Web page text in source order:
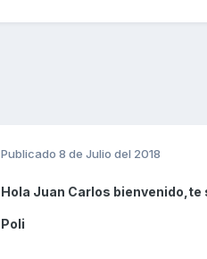
Publicado 8 de Julio del 2018
Hola Juan Carlos bienvenido,te
Poli